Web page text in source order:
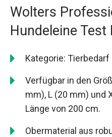
Wolters
Hundeleine Test
Kategorie: Tierbedarf
Verfügbar in den
mm), L (20 mm) und
Länge von 200 cm.
Obermaterial aus